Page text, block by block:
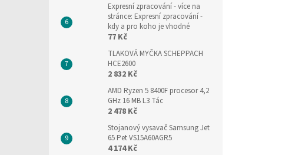
Expresní zpracování- více na
stránce: Expresní zpracování -
kdy a pro koho je vhodné
77 Kč
TLAKOVÁ MYČKA SCHEPPACH
HCE2600
2 832 Kč
AMD Ryzen 5 8400F procesor 4,2
GHz 16 MB L3 Tác
2 478 Kč
Stojanový vysavač Samsung Jet
65 Pet VS15A60AGR5
4 174 Kč